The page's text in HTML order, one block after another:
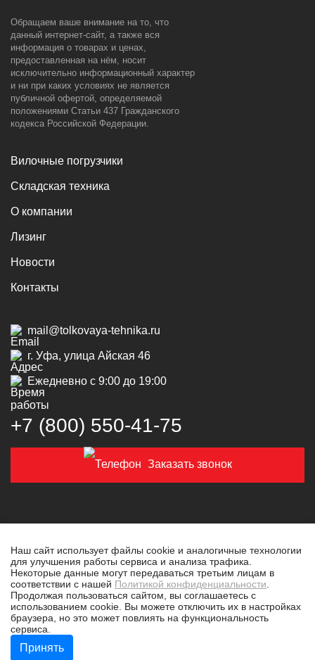
Обращаем ваше внимание на то, что
данный интернет-сайт, а также вся
информация о товарах и ценах,
предоставленная на нём, носит
исключительно информационный характер
и ни при каких условиях не является
публичной офертой, определяемой
положениями Статьи 437 Гражданского
кодекса Российской Федерации.
Вилочные погрузчики
Складская техника
О компании
Лизинг
Новости
Контакты
mail@tolkovaya-tehnika.ru
г. Уфа, улица Айская 46
Ежедневно с 9:00 до 19:00
+7 (800) 550‑41‑75
Заказать звонок
© 2019-2026 Толковая техника
Политика конфиденциальности
Разработано в tim-marketing.ru
Наш сайт использует файлы cookie и аналогичные технологии
для улучшения работы сервиса и анализа трафика.
Некоторые данные могут передаваться третьим лицам в
соответствии с нашей Политикой конфиденциальности
Продолжая пользоваться сайтом, вы соглашаетесь с
использованием cookie. Вы можете отключить их в настройках
браузера, но это может повлиять на функциональность
сервиса.
Принять